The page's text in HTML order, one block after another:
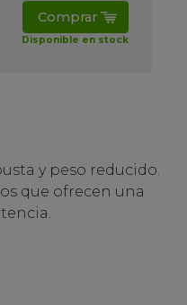
Disponible en stock
Comprar
y peso reducido.
que ofrecen una